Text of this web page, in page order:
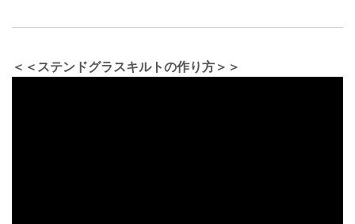
＜＜ステンドグラスキルトの作り方＞＞